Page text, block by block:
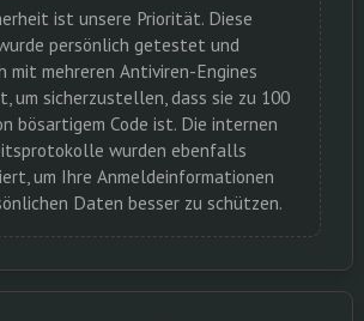
ist unsere Priorität. Diese
persönlich getestet und
mit mehreren Antiviren-Engines
um sicherzustellen, dass sie zu 100
bösartigem Code ist. Die internen
wurden ebenfalls
um Ihre Anmeldeinformationen
Daten besser zu schützen.